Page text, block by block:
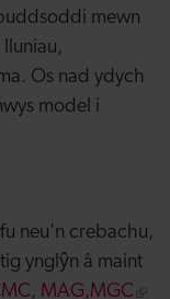
mewn
Os nad ydych
model i
neu'n crebachu,
ynglŷn â maint
MAG,MGC